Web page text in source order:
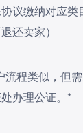
议缴纳对应类
还卖家）
流程类似，但
办理公证。*